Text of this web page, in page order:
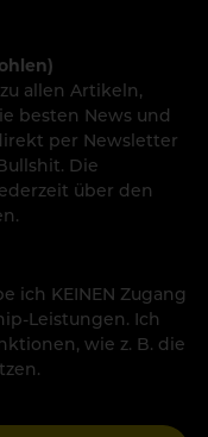
allen Artikeln,
besten News und
per Newsletter
Die
über den
ich KEINEN Zugang
Leistungen. Ich
wie z. B. die